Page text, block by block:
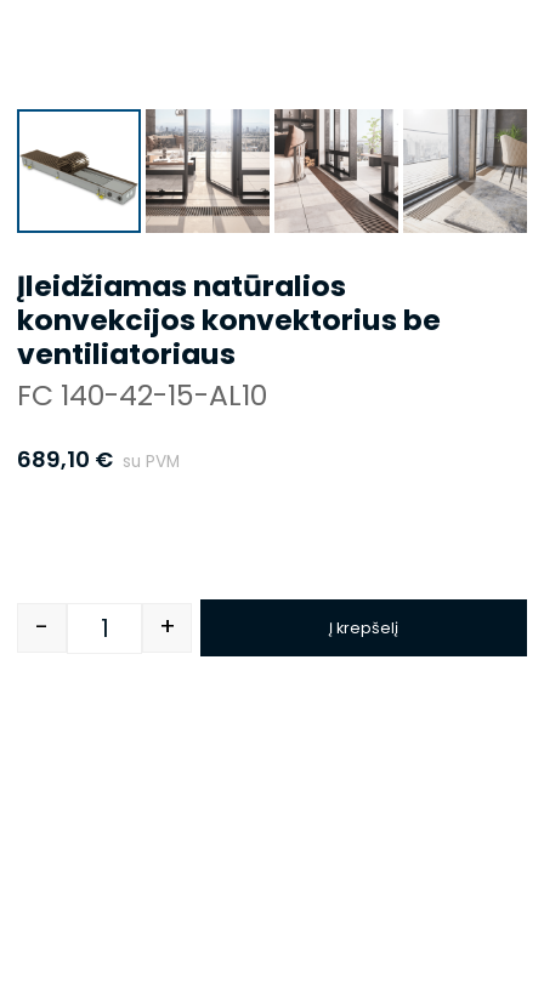
Įleidžiamas natūralios
konvekcijos konvektorius be
ventiliatoriaus
FC 140-42-15-AL10
689,10 € su PVM
Quantity
- + Į krepšelį